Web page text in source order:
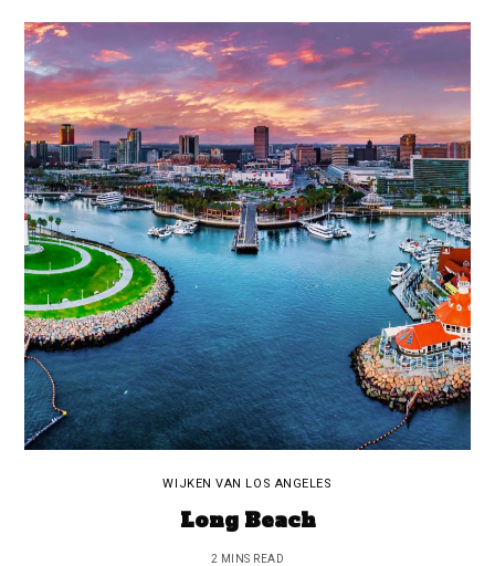
WIJKEN VAN LOS ANGELES
Long Beach
2 MINS READ